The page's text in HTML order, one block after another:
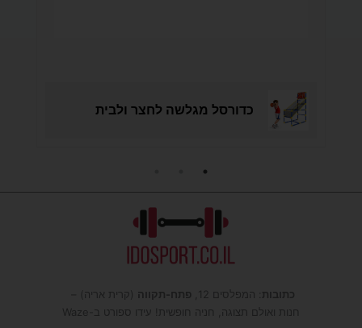
כדורסל מגלשה לחצר ולבית
כתובות : המפלסים 12, פתח-תקווה (קרית אריה) –
חנות ואולם תצוגה, חניה חופשית! עידו ספורט ב-Waze